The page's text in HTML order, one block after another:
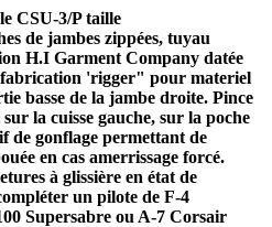
CSU-3/P taille
de jambes zippées, tuyau
H.I Garment Company datée
fabrication 'rigger" pour materiel
basse de la jambe droite. Pince
la cuisse gauche, sur la poche
de gonflage permettant de
en cas amerrissage forcé.
à glissière en état de
un pilote de F-4
Supersabre ou A-7 Corsair